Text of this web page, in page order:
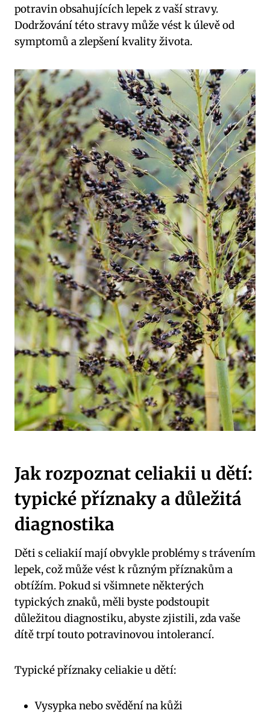
potravin obsahujících lepek z vaší stravy.
Dodržování této stravy může vést k úlevě od
symptomů a zlepšení kvality života.
Jak rozpoznat celiakii u dětí:
typické příznaky a důležitá
diagnostika
Děti s celiakií mají obvykle problémy s trávením
lepek, což může vést k různým příznakům a
obtížím. Pokud si všimnete některých
typických znaků, měli byste podstoupit
důležitou diagnostiku, abyste zjistili, zda vaše
dítě trpí touto potravinovou intolerancí.
Typické příznaky celiakie u dětí:
Vysypka nebo svědění na kůži